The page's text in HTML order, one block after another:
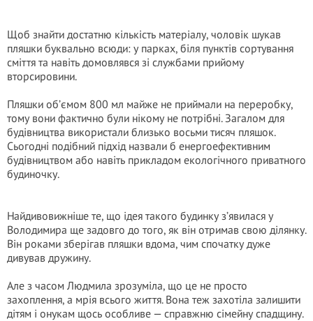
Щоб знайти достатню кількість матеріалу, чоловік шукав
пляшки буквально всюди: у парках, біля пунктів сортування
сміття та навіть домовлявся зі службами прийому
вторсировини.
Пляшки об’ємом 800 мл майже не приймали на переробку,
тому вони фактично були нікому не потрібні. Загалом для
будівництва використали близько восьми тисяч пляшок.
Сьогодні подібний підхід назвали б енергоефективним
будівництвом або навіть прикладом екологічного приватного
будиночку.
Найдивовижніше те, що ідея такого будинку з’явилася у
Володимира ще задовго до того, як він отримав свою ділянку.
Він роками зберігав пляшки вдома, чим спочатку дуже
дивував дружину.
Але з часом Людмила зрозуміла, що це не просто
захоплення, а мрія всього життя. Вона теж захотіла залишити
дітям і онукам щось особливе — справжню сімейну спадщину.